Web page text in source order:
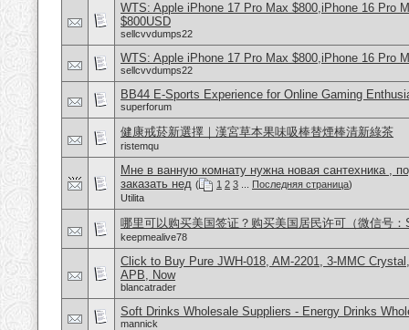
WTS: Apple iPhone 17 Pro Max $800,iPhone 16 Pro
$800USD
sellcvvdumps22
WTS: Apple iPhone 17 Pro Max $800,iPhone 16 Pro
sellcvvdumps22
BB44 E-Sports Experience for Online Gaming
superforum
健康戒菸新選擇｜漢宮草本果味吸棒替煙棒清新綠茶
ristemqu
Мне в ванную комнату нужна новая сантехника ,
заказать нед ( 1 2 3 Последняя страница)
Utilita
哪里可以购买美国签证？购买美国居民许可（微信号：
keepmealive78
Click to Buy Pure JWH-018, AM-2201, 3-MMC
APB, Now
blancatrader
Soft Drinks Wholesale Suppliers - Energy Drinks
mannick